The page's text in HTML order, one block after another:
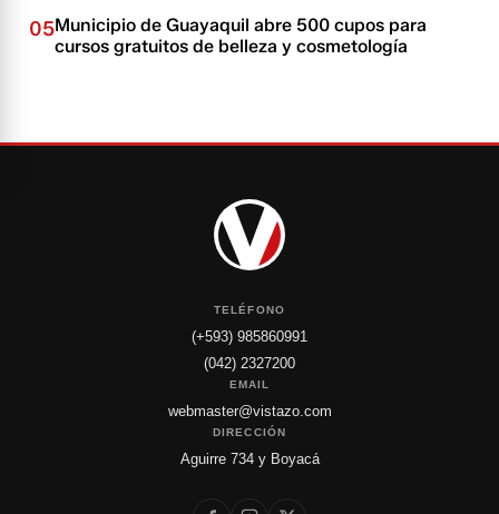
05Municipio de Guayaquil abre 500 cupos para
cursos gratuitos de belleza y cosmetología
TELÉFONO
(+593) 985860991
(042) 2327200
EMAIL
webmaster@vistazo.com
DIRECCIÓN
Aguirre 734 y Boyacá